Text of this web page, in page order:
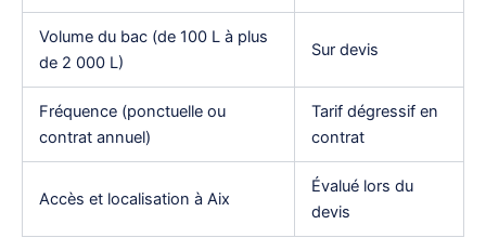
Volume du bac (de 100 L à plus
de 2 000 L)
Sur devis
Fréquence (ponctuelle ou
contrat annuel)
Tarif dégressif en
contrat
Accès et localisation à Aix
Évalué lors du
devis